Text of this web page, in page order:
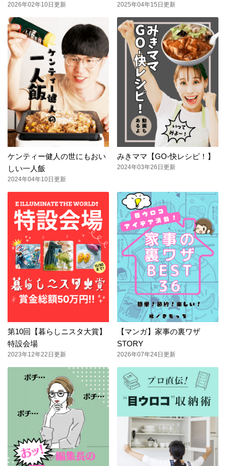
2026年02年10日更新 2025年04年15日更新
ケンティー健人の世にもおい
しい一人飯
2024年04年10日更新
みきママ【GO-快レシピ！】
2024年03年26日更新
第10回【暮らしニスタ大賞】
特設会場
2023年12年22日更新
【マンガ】家事の裏ワザ
STORY
2026年07年24日更新